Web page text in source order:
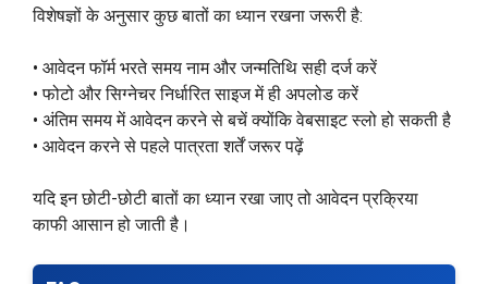
विशेषज्ञों के अनुसार कुछ बातों का ध्यान रखना जरूरी है:
• आवेदन फॉर्म भरते समय नाम और जन्मतिथि सही दर्ज करें
• फोटो और सिग्नेचर निर्धारित साइज में ही अपलोड करें
• अंतिम समय में आवेदन करने से बचें क्योंकि वेबसाइट स्लो हो सकती है
• आवेदन करने से पहले पात्रता शर्तें जरूर पढ़ें
यदि इन छोटी-छोटी बातों का ध्यान रखा जाए तो आवेदन प्रक्रिया
काफी आसान हो जाती है।